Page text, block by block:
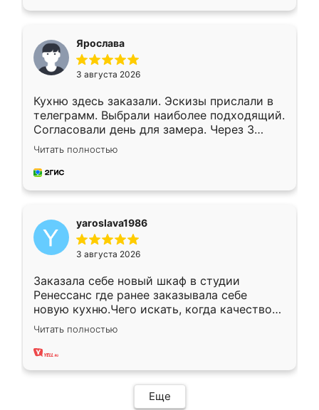
Ярослава
3 августа 2026
Кухню здесь заказали. Эскизы прислали в
телеграмм. Выбрали наиболее подходящий.
Согласовали день для замера. Через 3
недели кухня была уже готова. Остались
довольны работой. Спасибо Ренессанс
мебель за качественную работу!
Читать полностью
yaroslava1986
3 августа 2026
Заказала себе новый шкаф в студии
Ренессанс где ранее заказывала себе
новую кухню.Чего искать, когда качеством
вполне довольна. Служит кухня уже почти
два года, нареканий нет.
Читать полностью
Еще